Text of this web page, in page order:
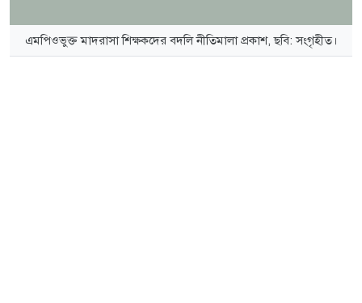
এমপিওভুক্ত মাদরাসা শিক্ষকদের বদলি নীতিমালা প্রকাশ, ছবি: সংগৃহীত।